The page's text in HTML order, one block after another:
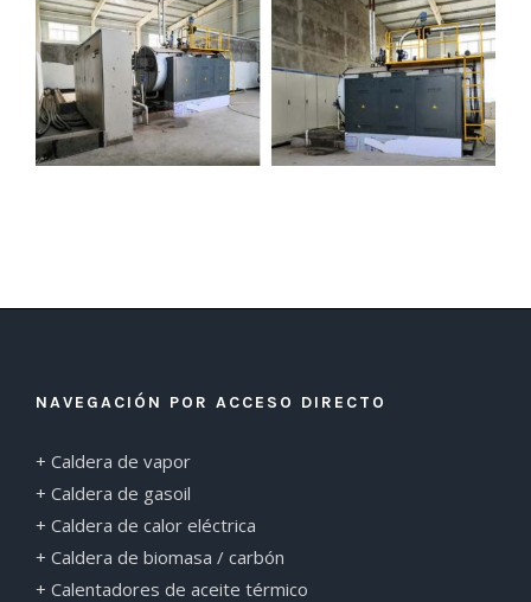
NAVEGACIÓN POR ACCESO DIRECTO
+ Caldera de vapor
+ Caldera de gasoil
+ Caldera de calor eléctrica
+ Caldera de biomasa / carbón
+ Calentadores de aceite térmico